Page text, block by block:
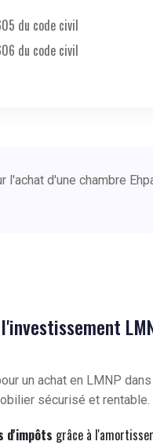
du code civil
du code civil
l'achat d'une chambre
un achat en LMNP
sécurisé et rentable.
d'impôts grâce à